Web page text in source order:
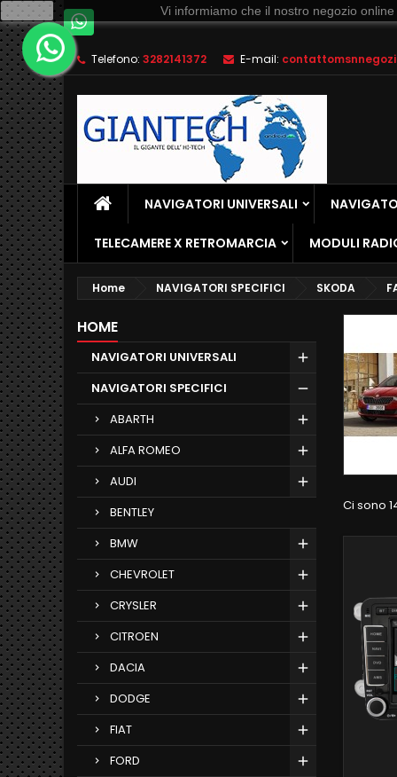
Telefono: 3282141372 E-mail:
NAVIGATORI UNIVERSALI
TELECAMERE X RETROMARCIA MODULI
Home NAVIGATORI SPECIFICI SKODA
HOME
NAVIGATORI UNIVERSALI
NAVIGATORI SPECIFICI
ABARTH
ALFA ROMEO
AUDI
BENTLEY
BMW
CHEVROLET
CRYSLER
CITROEN
DACIA
DODGE
FIAT
FORD
Ci sono
Ok Vi informiamo che il nostro negozio